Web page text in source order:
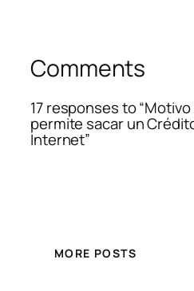
Comments
17 responses to
permite sacar un
Internet”
MORE POSTS